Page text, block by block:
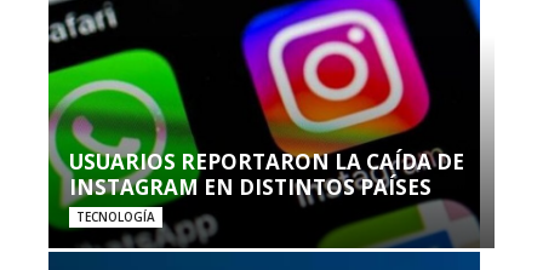
USUARIOS REPORTARON LA CAÍDA DE
INSTAGRAM EN DISTINTOS PAÍSES
TECNOLOGÍA